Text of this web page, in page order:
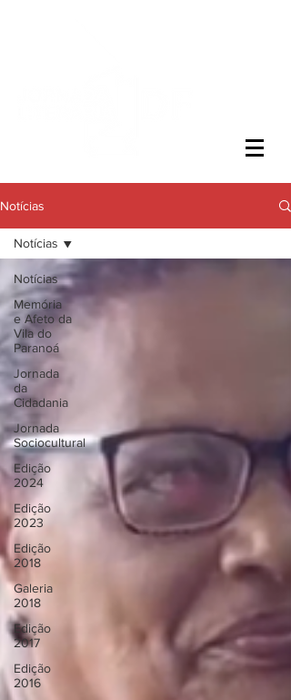
Notícias
Notícias
Memória
e Afeto da
Vila do
Paranoá
Jornada
da
Cidadania
Jornada
Sociocultural
Edição
2024
Edição
2023
Edição
2018
Galeria
2018
Edição
2017
Edição
2016
Notícias